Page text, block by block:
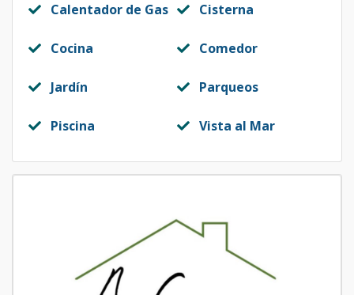
Calentador de Gas Cisterna
Cocina Comedor
Jardín Parqueos
Piscina Vista al Mar